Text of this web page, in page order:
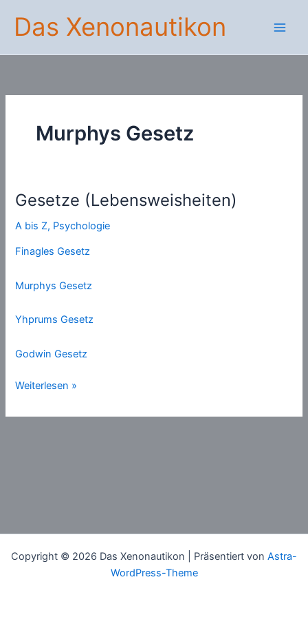
Inhalt
springen
Das Xenonautikon
Murphys Gesetz
Gesetze (Lebensweisheiten)
A bis Z, Psychologie
Finagles Gesetz
Murphys Gesetz
Yhprums Gesetz
Godwin Gesetz
Gesetze
Weiterlesen »
Copyright © 2026 Das Xenonautikon | Präsentiert von Astra-
WordPress-Theme